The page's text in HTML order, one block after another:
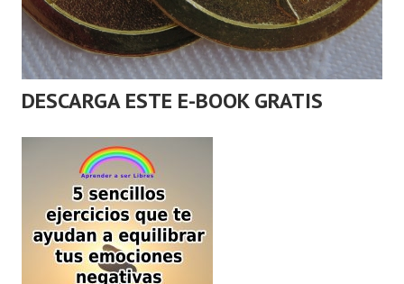
DESCARGA ESTE E-BOOK GRATIS